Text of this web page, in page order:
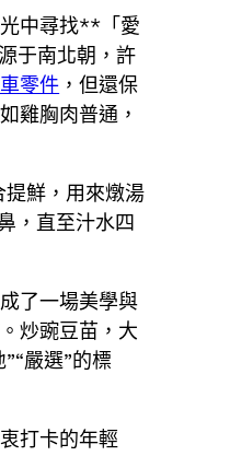
中尋找**「愛
于南北朝，許
零件 ，但還保
雞胸肉普通，
鮮，用來燉湯
，直至汁水四
了一場美學與
炒豌豆苗，大
嚴選”的標
打卡的年輕